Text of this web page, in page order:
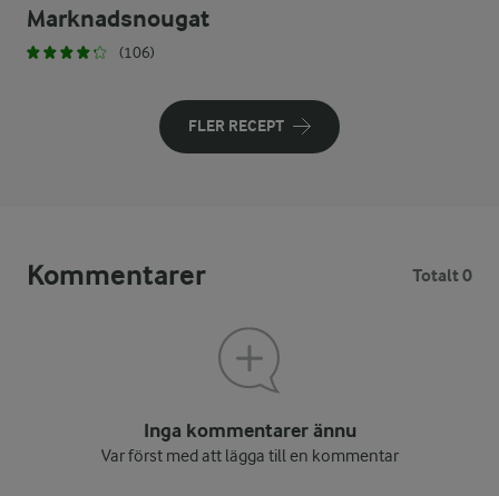
Marknadsnougat
(106)
FLER RECEPT
Kommentarer Totalt 0
Inga kommentarer ännu
Var först med att lägga till en kommentar